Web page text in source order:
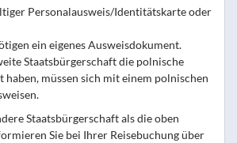
Personalausweis/Identitätskarte oder
ein eigenes Ausweisdokument.
Staatsbürgerschaft die polnische
haben, müssen sich mit einem polnischen
Staatsbürgerschaft als die oben
Sie bei Ihrer Reisebuchung über